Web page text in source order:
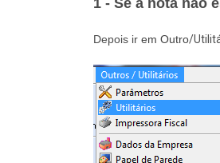
Depois ir em Outro/